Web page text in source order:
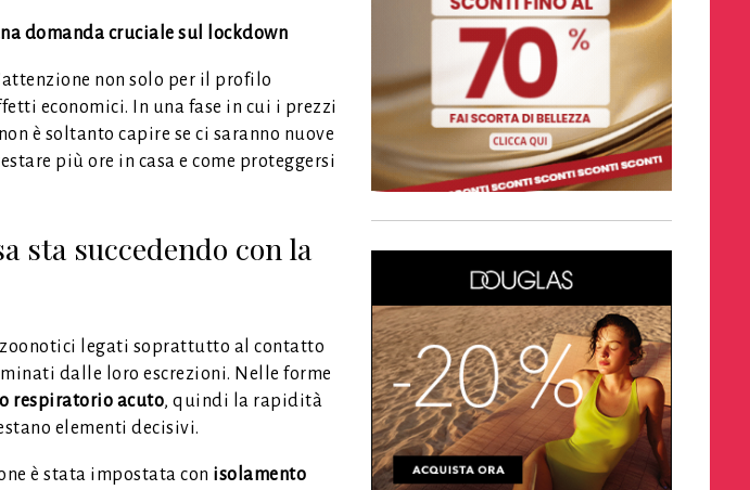
domanda cruciale sul lockdown
non solo per il profilo
economici. In una fase in cui i prezzi
è soltanto capire se ci saranno nuove
più ore in casa e come proteggersi
sta succedendo con la
legati soprattutto al contatto
dalle loro escrezioni. Nelle forme
respiratorio acuto, quindi la rapidità
elementi decisivi.
è stata impostata con isolamento